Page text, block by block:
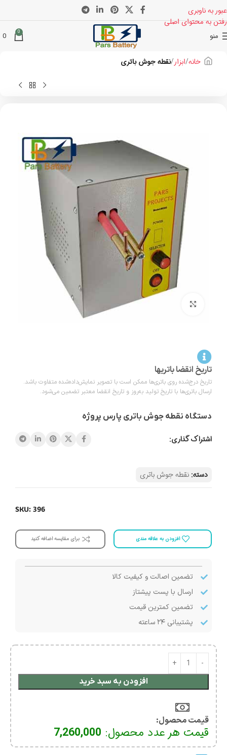
عبور به ناوبری
رفتن به محتوای اصلی
منو 0
0
خانه ابزار نقطه جوش باتری
تاریخ انقضا باتریها
تاریخ درج‌شده روی باتری‌ها ممکن است با تصویر نمایش‌داده‌شده متفاوت باشد.
ارسال باتری‌ها با تاریخ تولید به‌روز و تاریخ انقضا معتبر تضمین می‌شود.
دستگاه نقطه جوش باتری پارس پروژه
اشتراک گذاری:
دسته: نقطه جوش باتری
SKU: 396
افزودن به علاقه مندی برای مقایسه اضافه کنید
تضمین اصالت و کیفیت کالا
ارسال با پست پیشتاز
تضمین کمترین قیمت
پشتیبانی ۲۴ ساعته
افزودن به سبد خرید
قیمت محصول:​
قیمت هر عدد محصول: 7,260,000